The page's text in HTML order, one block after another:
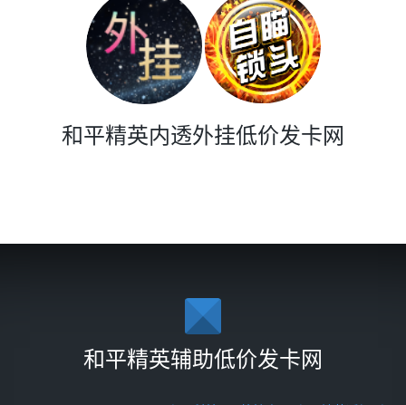
和平精英内透外挂低价发卡网
和平精英辅助低价发卡网